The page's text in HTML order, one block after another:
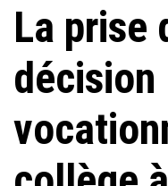
La prise
décision